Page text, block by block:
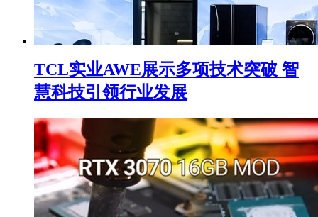
TCL实业AWE展示多项技术突破 智
慧科技引领行业发展